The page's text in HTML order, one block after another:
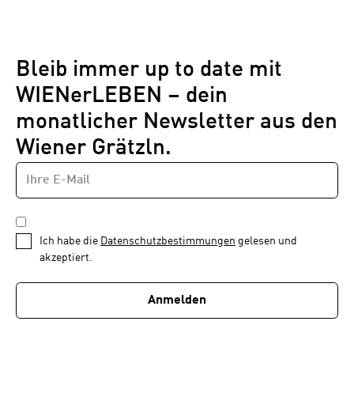
Bleib immer up to date mit
WIENerLEBEN – dein
monatlicher Newsletter aus den
Wiener Grätzln.
Newsletter
1
von
E-
MAIL-
ADRESSE
DATENSCHUTZBESTIMMUNGEN
*
Ich habe die Datenschutzbestimmungen gelesen und
akzeptiert.
Anmelden